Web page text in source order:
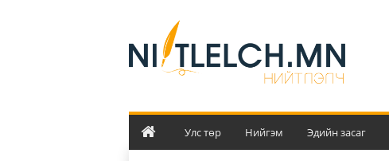
й
т
л
Улс төр Нийгэм Эдийн засаг